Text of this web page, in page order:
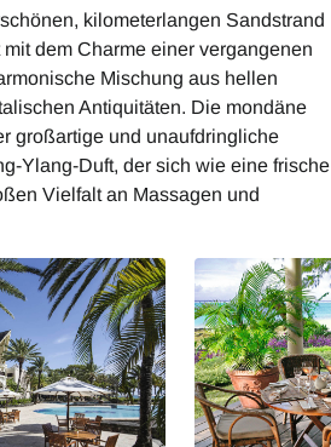
kilometerlangen Sandstrand
dem Charme einer vergangenen
Mischung aus hellen
Antiquitäten. Die mondäne
großartige und unaufdringliche
Ylang-Duft, der sich wie eine frische
Vielfalt an Massagen und